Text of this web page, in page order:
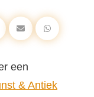
een
& Antiek